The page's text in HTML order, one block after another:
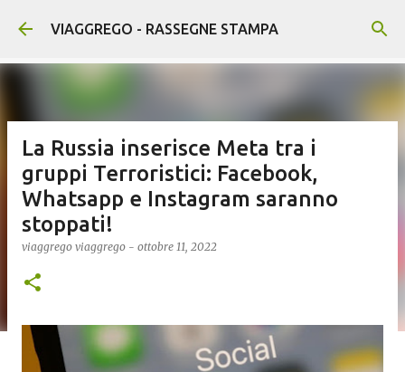
Passa ai contenuti principali
VIAGGREGO - RASSEGNE STAMPA
La Russia inserisce Meta tra i
gruppi Terroristici: Facebook,
Whatsapp e Instagram saranno
stoppati!
viaggrego viaggrego - ottobre 11, 2022